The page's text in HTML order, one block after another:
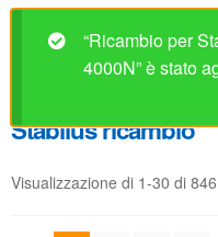
“Ricambio per
4000N” è stato
Stabilus ricambio
Visualizzazione di 1-30 di